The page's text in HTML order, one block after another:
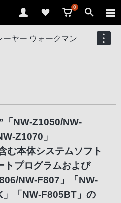
0
ーヤー ウォークマン
「NW-Z1050/NW-
Z1070」
本体システムソフト
トプログラムおよび
NW-F807」「NW-
「NW-F805BT」の